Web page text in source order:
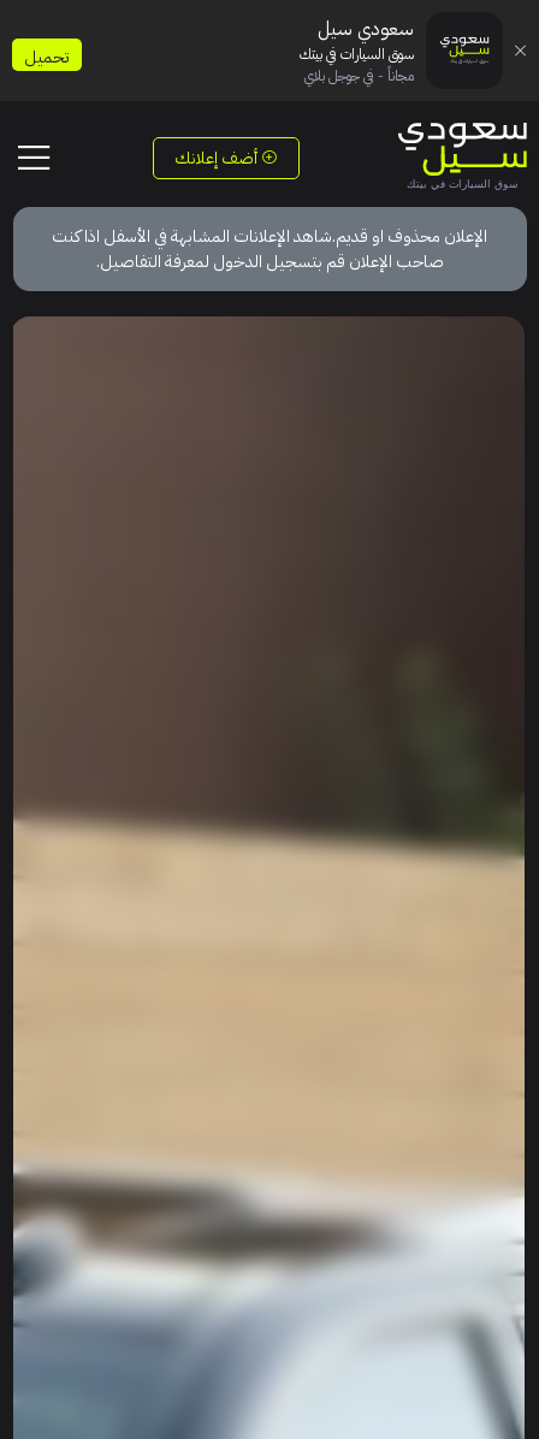
أضف إعلانك
الإعلان محذوف او قديم.شاهد الإعلانات المشابهة في الأسفل اذا كنت
صاحب الإعلان قم بتسجيل الدخول لمعرفة التفاصيل.
سعودي سيل
سوق السيارات في بيتك
مجاناً - في جوجل بلاي
تحميل